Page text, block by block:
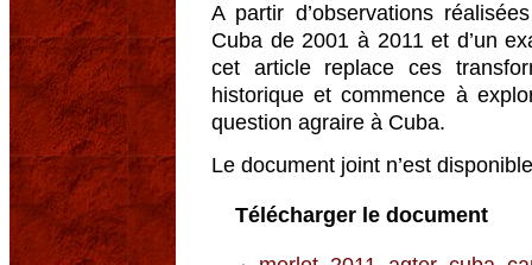
A partir d’observations
Cuba de 2001 à 2011 et d’un
cet article replace ces
historique et commence à
question agraire à Cuba.
Le document joint n’est
Télécharger le document